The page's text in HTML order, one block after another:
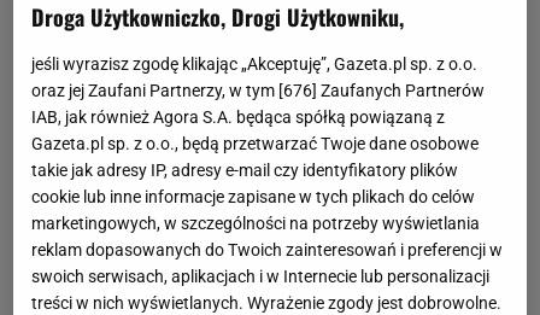
Droga Użytkowniczko, Drogi Użytkowniku,
jeśli wyrazisz zgodę klikając „Akceptuję”, Gazeta.pl sp. z o.o.
oraz jej Zaufani Partnerzy, w tym [676] Zaufanych Partnerów
IAB, jak również Agora S.A. będąca spółką powiązaną z
Gazeta.pl sp. z o.o., będą przetwarzać Twoje dane osobowe
takie jak adresy IP, adresy e-mail czy identyfikatory plików
cookie lub inne informacje zapisane w tych plikach do celów
marketingowych, w szczególności na potrzeby wyświetlania
reklam dopasowanych do Twoich zainteresowań i preferencji w
swoich serwisach, aplikacjach i w Internecie lub personalizacji
treści w nich wyświetlanych. Wyrażenie zgody jest dobrowolne.